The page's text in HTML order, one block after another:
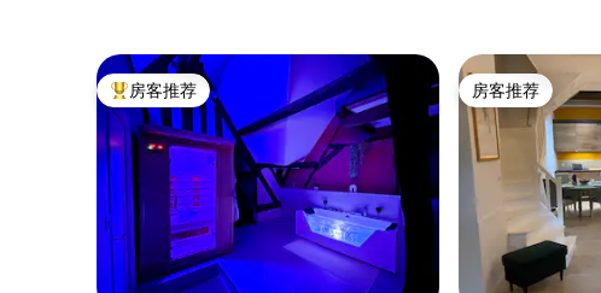
热门「房客推荐」
房客推荐 房客推荐
房客推荐